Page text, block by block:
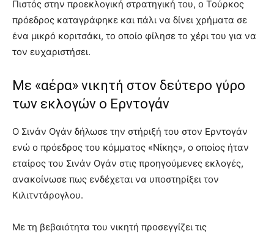
Πιστός στην προεκλογική στρατηγική του, ο Τούρκος
πρόεδρος καταγράφηκε και πάλι να δίνει χρήματα σε
ένα μικρό κοριτσάκι, το οποίο φίλησε το χέρι του για να
τον ευχαριστήσει.
Με «αέρα» νικητή στον δεύτερο γύρο
των εκλογών ο Ερντογάν
Ο Σινάν Ογάν δήλωσε την στήριξή του στον Ερντογάν
ενώ ο πρόεδρος του κόμματος «Νίκης», ο οποίος ήταν
εταίρος του Σινάν Ογάν στις προηγούμενες εκλογές,
ανακοίνωσε πως ενδέχεται να υποστηρίξει τον
Κιλιτντάρογλου.
Με τη βεβαιότητα του νικητή προσεγγίζει τις